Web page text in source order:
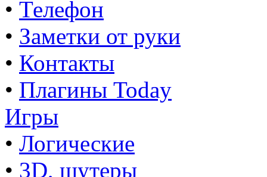
• Телефон
• Заметки от руки
• Контакты
• Плагины Today
Игры
• Логические
• 3D, шутеры